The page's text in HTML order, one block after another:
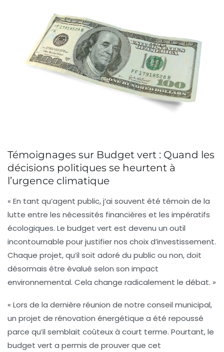
Témoignages sur Budget vert : Quand les
décisions politiques se heurtent à
l’urgence climatique
« En tant qu’agent public, j’ai souvent été témoin de la
lutte entre les nécessités financières et les impératifs
écologiques. Le budget vert est devenu un outil
incontournable pour justifier nos choix d’investissement.
Chaque projet, qu’il soit adoré du public ou non, doit
désormais être évalué selon son impact
environnemental. Cela change radicalement le débat. »
« Lors de la dernière réunion de notre conseil municipal,
un projet de rénovation énergétique a été repoussé
parce qu’il semblait coûteux à court terme. Pourtant, le
budget vert a permis de prouver que cet